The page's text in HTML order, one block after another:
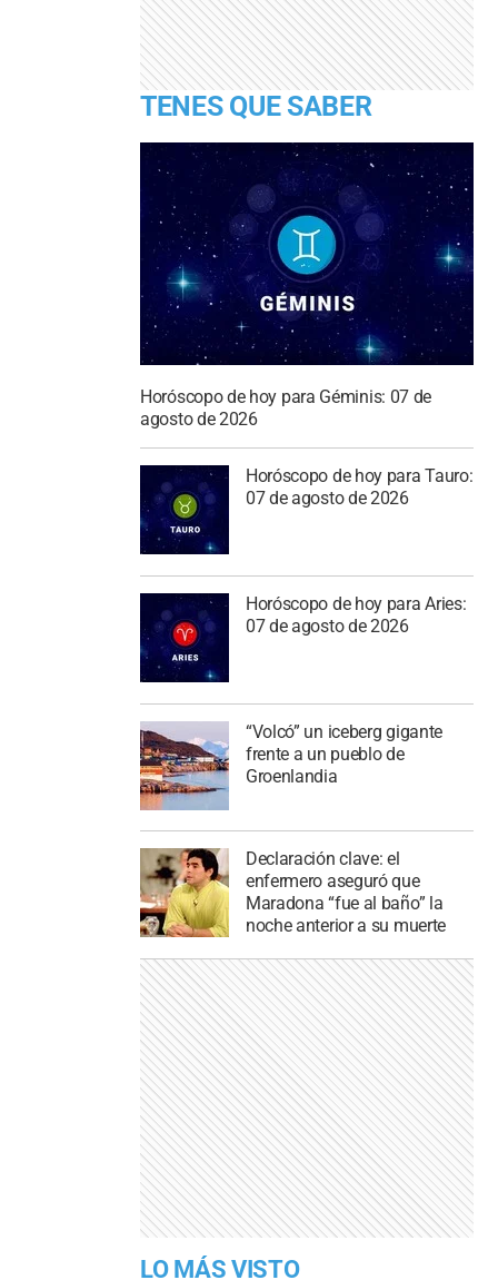
TENES QUE SABER
Horóscopo de hoy para Géminis: 07 de
agosto de 2026
Horóscopo de hoy para Tauro:
07 de agosto de 2026
Horóscopo de hoy para Aries:
07 de agosto de 2026
“Volcó” un iceberg gigante
frente a un pueblo de
Groenlandia
Declaración clave: el
enfermero aseguró que
Maradona “fue al baño” la
noche anterior a su muerte
LO MÁS VISTO